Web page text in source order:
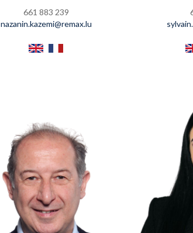
661 883 239
nazanin.kazemi@remax.lu